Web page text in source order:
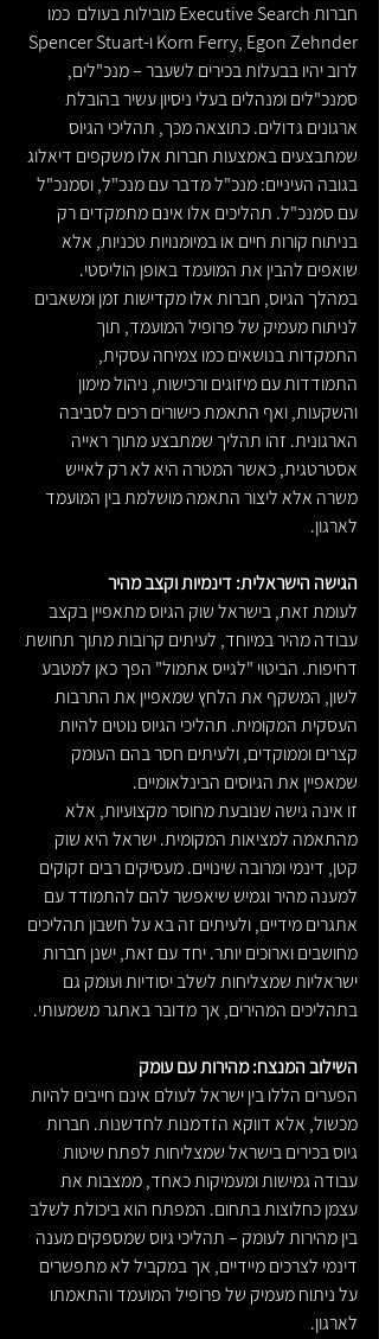
חברות Executive Search מובילות בעולם  כמו
לרוב יהיו בבעלות בכירים לשעבר – מנכ"לים,
סמנכ"לים ומנהלים בעלי ניסיון עשיר בהובלת
ארגונים גדולים. כתוצאה מכך, תהליכי הגיוס
שמתבצעים באמצעות חברות אלו משקפים דיאלוג
בגובה העיניים: מנכ"ל מדבר עם מנכ"ל, וסמנכ"ל
עם סמנכ"ל. תהליכים אלו אינם מתמקדים רק
בניתוח קורות חיים או במיומנויות טכניות, אלא
שואפים להבין את המועמד באופן הוליסטי.
במהלך הגיוס, חברות אלו מקדישות זמן ומשאבים
לניתוח מעמיק של פרופיל המועמד, תוך
התמקדות בנושאים כמו צמיחה עסקית,
התמודדות עם מיזוגים ורכישות, ניהול מימון
והשקעות, ואף התאמת כישורים רכים לסביבה
הארגונית. זהו תהליך שמתבצע מתוך ראייה
אסטרטגית, כאשר המטרה היא לא רק לאייש
משרה אלא ליצור התאמה מושלמת בין המועמד
לארגון.
הגישה הישראלית: דינמיות וקצב מהיר
לעומת זאת, בישראל שוק הגיוס מתאפיין בקצב
עבודה מהיר במיוחד, לעיתים קרובות מתוך תחושת
דחיפות. הביטוי "לגייס אתמול" הפך כאן למטבע
לשון, המשקף את הלחץ שמאפיין את התרבות
העסקית המקומית. תהליכי הגיוס נוטים להיות
קצרים וממוקדים, ולעיתים חסר בהם העומק
שמאפיין את הגיוסים הבינלאומיים.
זו אינה גישה שנובעת מחוסר מקצועיות, אלא
מהתאמה למציאות המקומית. ישראל היא שוק
קטן, דינמי ומרובה שינויים. מעסיקים רבים זקוקים
למענה מהיר וגמיש שיאפשר להם להתמודד עם
אתגרים מידיים, ולעיתים זה בא על חשבון תהליכים
מחושבים וארוכים יותר. יחד עם זאת, ישנן חברות
ישראליות שמצליחות לשלב יסודיות ועומק גם
בתהליכים המהירים, אך מדובר באתגר משמעותי.
השילוב המנצח: מהירות עם עומק
הפערים הללו בין ישראל לעולם אינם חייבים להיות
מכשול, אלא דווקא הזדמנות לחדשנות. חברות
גיוס בכירים בישראל שמצליחות לפתח שיטות
עבודה גמישות ומעמיקות כאחד, ממצבות את
עצמן כחלוצות בתחום. המפתח הוא ביכולת לשלב
בין מהירות לעומק – תהליכי גיוס שמספקים מענה
דינמי לצרכים מיידיים, אך במקביל לא מתפשרים
על ניתוח מעמיק של פרופיל המועמד והתאמתו
לארגון.